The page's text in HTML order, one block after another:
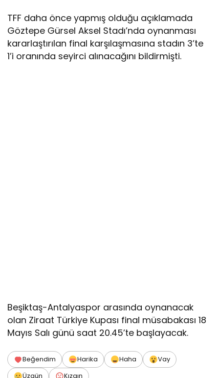
TFF daha önce yapmış olduğu açıklamada
Göztepe Gürsel Aksel Stadı’nda oynanması
kararlaştırılan final karşılaşmasına stadın 3’te
1’i oranında seyirci alınacağını bildirmişti.
Beşiktaş-Antalyaspor arasında oynanacak
olan Ziraat Türkiye Kupası final müsabakası 18
Mayıs Salı günü saat 20.45’te başlayacak.
Beğendim Harika Haha
Vay
Üzgün
Kızgın